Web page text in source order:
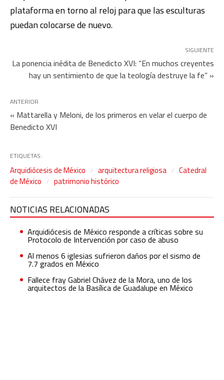
plataforma en torno al reloj para que las esculturas
puedan colocarse de nuevo.
SIGUIENTE
La ponencia inédita de Benedicto XVI: “En muchos creyentes
hay un sentimiento de que la teología destruye la fe” »
ANTERIOR
« Mattarella y Meloni, de los primeros en velar el cuerpo de
Benedicto XVI
ETIQUETAS:
Arquidiócesis de México arquitectura religiosa
Catedral
de México
patrimonio histórico
NOTICIAS RELACIONADAS
Arquidiócesis de México responde a críticas sobre su
Protocolo de Intervención por caso de abuso
Al menos 6 iglesias sufrieron daños por el sismo de
7.7 grados en México
Fallece fray Gabriel Chávez de la Mora, uno de los
arquitectos de la Basílica de Guadalupe en México